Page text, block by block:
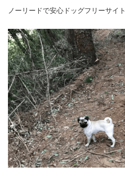
ノーリードで安心ドッグフリーサイト